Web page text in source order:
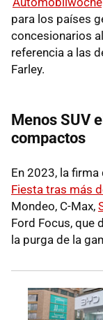
para los países
concesionarios
referencia a las
Farley.
Menos SUV
compactos
En 2023, la
Fiesta tras más
Mondeo, C-Max,
Ford Focus, que
la purga de la